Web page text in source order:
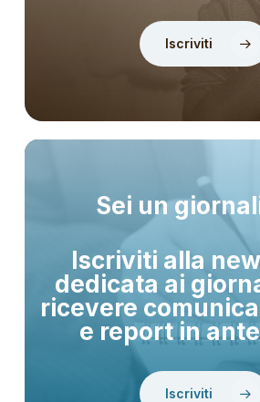
Iscriviti
Sei un
Iscriviti alla
dedicata ai
ricevere
e report in
Iscriviti